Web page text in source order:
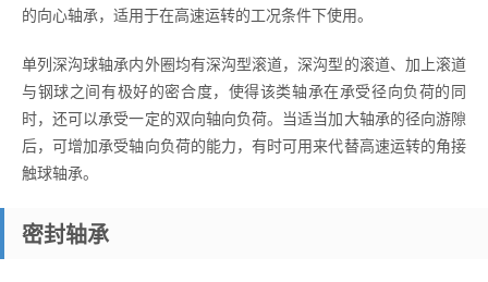
的向心轴承，适用于在高速运转的工况条件下使用。
单列深沟球轴承内外圈均有深沟型滚道，深沟型的滚道、加上滚道
与钢球之间有极好的密合度，使得该类轴承在承受径向负荷的同
时，还可以承受一定的双向轴向负荷。当适当加大轴承的径向游隙
后，可增加承受轴向负荷的能力，有时可用来代替高速运转的角接
触球轴承。
密封轴承